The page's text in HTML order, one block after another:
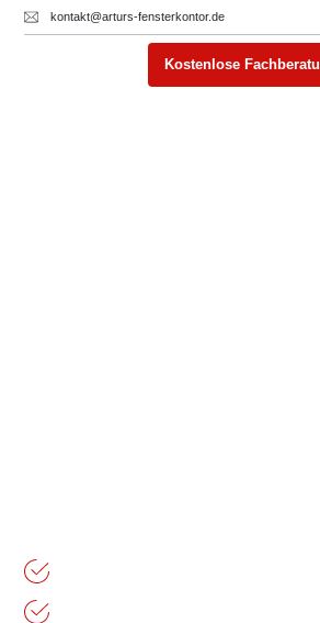
kontakt@arturs-fensterkontor.de
Kostenlose